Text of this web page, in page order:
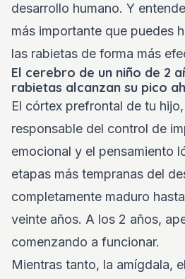
desarrollo humano. Y
más importante que puedes
las rabietas de forma más
El cerebro de un niño de 2
rabietas alcanzan su pico
El córtex prefrontal de tu
responsable del control de
emocional y el pensamiento
etapas más tempranas del
completamente maduro
veinte años. A los 2 años,
comenzando a funcionar.
Mientras tanto, la amígdala,